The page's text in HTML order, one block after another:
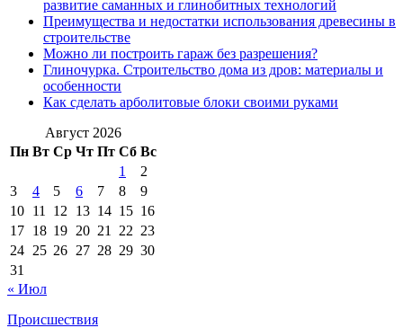
развитие саманных и глинобитных технологий
Преимущества и недостатки использования древесины в
строительстве
Можно ли построить гараж без разрешения?
Глиночурка. Строительство дома из дров: материалы и
особенности
Как сделать арболитовые блоки своими руками
Август 2026
Пн Вт Ср Чт Пт Сб Вс
1
2
3
4 5 6 7 8
9
10 11 12 13 14 15 16
17 18 19 20 21 22 23
24 25 26 27 28 29 30
31
« Июл
Происшествия